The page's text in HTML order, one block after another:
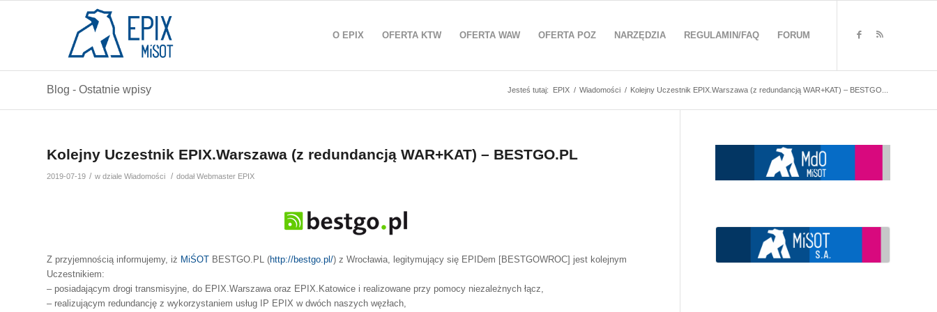
O EPIX OFERTA KTW OFERTA WAW OFERTA POZ NARZĘDZIA REGULAMIN/FAQ FORUM
Blog - Ostatnie wpisy Jesteś tutaj: EPIX / Wiadomości / Kolejny Uczestnik EPIX.Warszawa (z redundancją WAR+KAT) – BESTGO...
Kolejny Uczestnik EPIX.Warszawa (z redundancją WAR+KAT) – BESTGO.PL
2019-07-19 / w dziale Wiadomości / dodałWebmaster EPIX
Z przyjemnością informujemy, iż MiŚOT BESTGO.PL (http://bestgo.pl/) z Wrocławia, legitymujący się EPIDem [BESTGOWROC] jest kolejnym
Uczestnikiem:
– posiadającym drogi transmisyjne, do EPIX.Warszawa oraz EPIX.Katowice i realizowane przy pomocy niezależnych łącz,
– realizującym redundancję z wykorzystaniem usług IP EPIX w dwóch naszych węzłach,